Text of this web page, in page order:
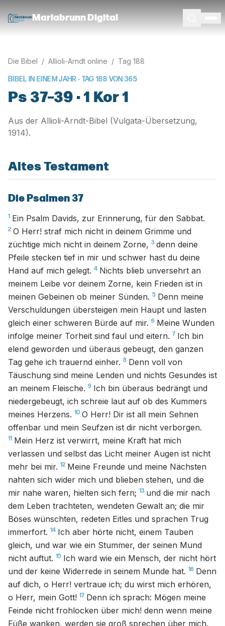
Mariabrunn Digital
Die Bibel / Allioli-Arndt online / Tag 188
BIBEL IN EINEM JAHR · TAG188 VON 365
Ps 37–39 · 1 Kor 1
Aus der Allioli-Arndt-Bibel (Vulgata-Übersetzung,
1914).
Altes Testament
Die Psalmen 37
1 Ein Psalm Davids, zur Erinnerung, für den Sabbat.
2 O Herr! straf mich nicht in deinem Grimme und
züchtige mich nicht in deinem Zorne, 3 denn deine
Pfeile stecken tief in mir und schwer hast du deine
Hand auf mich gelegt. 4 Nichts blieb unversehrt an
meinem Leibe vor deinem Zorne, kein Frieden ist in
meinen Gebeinen ob meiner Sünden. 5 Denn meine
Verschuldungen übersteigen mein Haupt und lasten
gleich einer schweren Bürde auf mir. 6 Meine Wunden
infolge meiner Torheit sind faul und eitern. 7 Ich bin
elend geworden und überaus gebeugt, den ganzen
Tag gehe ich trauernd einher. 8 Denn voll von
Täuschung sind meine Lenden und nichts Gesundes ist
an meinem Fleische. 9 Ich bin überaus bedrängt und
niedergebeugt, ich schreie laut auf ob des Kummers
meines Herzens. 10 O Herr! Dir ist all mein Sehnen
offenbar und mein Seufzen ist dir nicht verborgen.
11 Mein Herz ist verwirrt, meine Kraft hat mich
verlassen und selbst das Licht meiner Augen ist nicht
mehr bei mir. 12 Meine Freunde und meine Nächsten
nahten sich wider mich und blieben stehen, und die
mir nahe waren, hielten sich fern; 13 und die mir nach
dem Leben trachteten, wendeten Gewalt an; die mir
Böses wünschten, redeten Eitles und sprachen Trug
immerfort. 14 Ich aber hörte nicht, einem Tauben
gleich, und war wie ein Stummer, der seinen Mund
nicht auftut. 15 Ich ward wie ein Mensch, der nicht hört
und der keine Widerrede in seinem Munde hat. 16 Denn
auf dich, o Herr! vertraue ich; du wirst mich erhören,
o Herr, mein Gott! 17 Denn ich sprach: Mögen meine
Feinde nicht frohlocken über mich! denn wenn meine
Füße wanken, werden sie groß sprechen über mich.